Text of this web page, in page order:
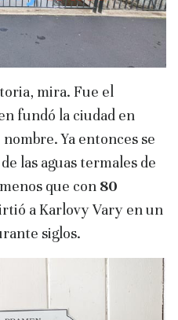
mira. Fue el
fundó la ciudad en
Ya entonces se
las aguas termales de
que con 80
a Karlovy Vary en un
siglos.